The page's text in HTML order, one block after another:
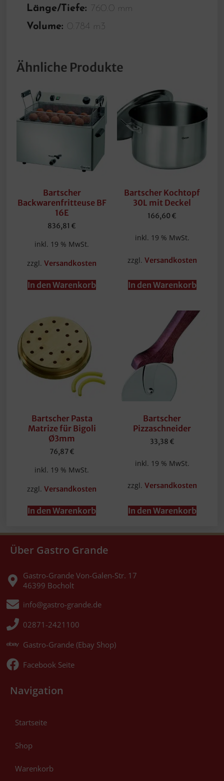
Länge/Tiefe: 760.0 mm
Volume: 0.784 m3
Ähnliche Produkte
Bartscher
Backwarenfritteuse BF
16E
836,81 €
inkl. 19 % MwSt.
zzgl.Versandkosten
In den Warenkorb
Bartscher Kochtopf
30L mit Deckel
166,60 €
inkl. 19 % MwSt.
zzgl. Versandkosten
In den Warenkorb
Bartscher Pasta
Matrize für Bigoli
Ø3mm
76,87€
inkl. 19 % MwSt.
zzgl.Versandkosten
In den Warenkorb
Bartscher
Pizzaschneider
33,38 €
inkl. 19 % MwSt.
zzgl. Versandkosten
In den Warenkorb
Über Gastro Grande
Gastro-Grande Von-Galen-Str. 17
46399 Bocholt
info@gastro-grande.de
02871-2421100
Gastro-Grande (Ebay Shop)
Facebook Seite
Navigation
Startseite
Shop
Warenkorb